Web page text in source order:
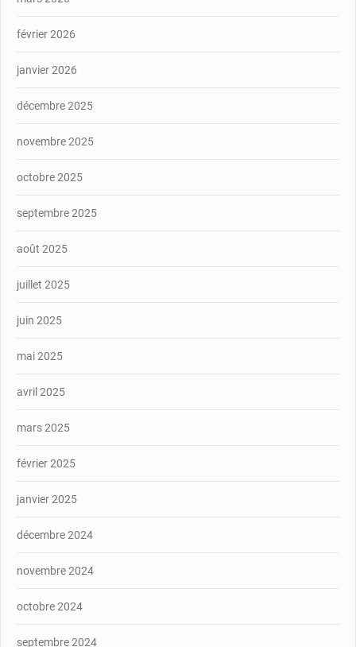
février 2026
janvier 2026
décembre 2025
novembre 2025
octobre 2025
septembre 2025
août 2025
juillet 2025
juin 2025
mai 2025
avril 2025
mars 2025
février 2025
janvier 2025
décembre 2024
novembre 2024
octobre 2024
septembre 2024